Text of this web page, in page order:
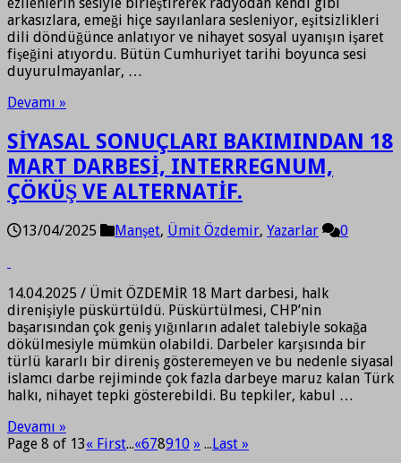
arkasızlara, emeği hiçe sayılanlara sesleniyor, eşitsizlikleri
dili döndüğünce anlatıyor ve nihayet sosyal uyanışın işaret
fişeğini atıyordu. Bütün Cumhuriyet tarihi boyunca sesi
duyurulmayanlar, …
Devamı »
SİYASAL SONUÇLARI BAKIMINDAN 18
MART DARBESİ, INTERREGNUM,
ÇÖKÜŞ VE ALTERNATİF.
13/04/2025 Manşet, Ümit Özdemir, Yazarlar 0
14.04.2025 / Ümit ÖZDEMİR 18 Mart darbesi, halk
direnişiyle püskürtüldü. Püskürtülmesi, CHP’nin
başarısından çok geniş yığınların adalet talebiyle sokağa
dökülmesiyle mümkün olabildi. Darbeler karşısında bir
türlü kararlı bir direniş gösteremeyen ve bu nedenle siyasal
islamcı darbe rejiminde çok fazla darbeye maruz kalan Türk
halkı, nihayet tepki gösterebildi. Bu tepkiler, kabul …
Devamı »
Page 8 of 13« First...«678910 » ...Last »